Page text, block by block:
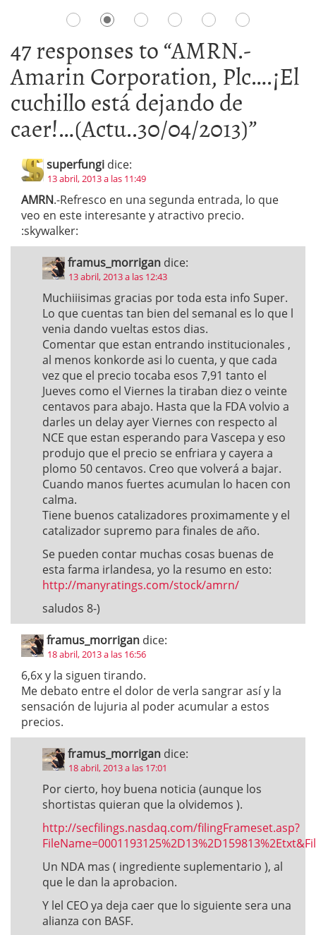
47 responses to “AMRN.-
Amarin Corporation, Plc….¡El
cuchillo está dejando de
caer!…(Actu..30/04/2013)”
superfungi dice:
13 abril, 2013 a las 11:49
AMRN.-Refresco en una segunda entrada, lo que
veo en este interesante y atractivo precio.
:skywalker:
framus_morrigan dice:
13 abril, 2013 a las 12:43
Muchiiisimas gracias por toda esta info Super.
Lo que cuentas tan bien del semanal es lo que l
venia dando vueltas estos dias.
Comentar que estan entrando institucionales ,
al menos konkorde asi lo cuenta, y que cada
vez que el precio tocaba esos 7,91 tanto el
Jueves como el Viernes la tiraban diez o veinte
centavos para abajo. Hasta que la FDA volvio a
darles un delay ayer Viernes con respecto al
NCE que estan esperando para Vascepa y eso
produjo que el precio se enfriara y cayera a
plomo 50 centavos. Creo que volverá a bajar.
Cuando manos fuertes acumulan lo hacen con
calma.
Tiene buenos catalizadores proximamente y el
catalizador supremo para finales de año.
Se pueden contar muchas cosas buenas de
esta farma irlandesa, yo la resumo en esto:
http://manyratings.com/stock/amrn/
saludos 8-)
framus_morrigan dice:
18 abril, 2013 a las 16:56
6,6x y la siguen tirando.
Me debato entre el dolor de verla sangrar así y la
sensación de lujuria al poder acumular a estos
precios.
framus_morrigan dice:
18 abril, 2013 a las 17:01
Por cierto, hoy buena noticia (aunque los
shortistas quieran que la olvidemos ).
http://secfilings.nasdaq.com/filingFrameset.asp?
Un NDA mas ( ingrediente suplementario ), al
que le dan la aprobacion.
Y lel CEO ya deja caer que lo siguiente sera una
alianza con BASF.